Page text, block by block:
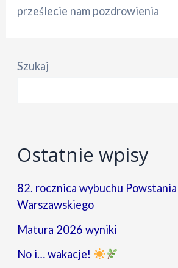
prześlecie nam pozdrowienia
Szukaj
Ostatnie wpisy
82. rocznica wybuchu Powstania
Warszawskiego
Matura 2026 wyniki
No i… wakacje!